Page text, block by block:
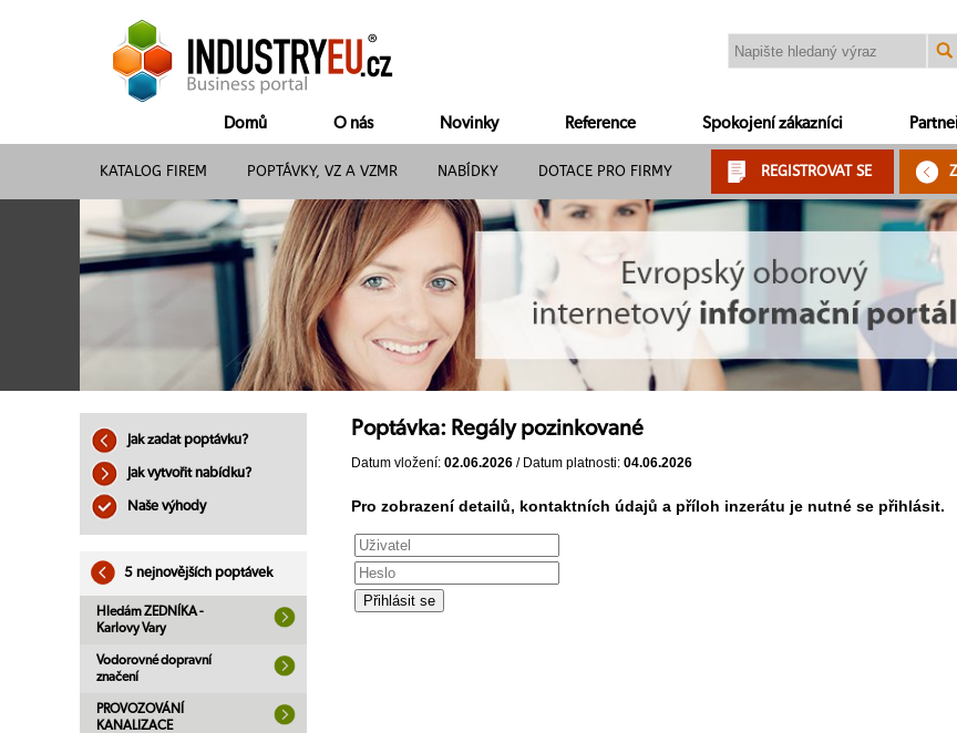
Domů O nás Novinky Reference Spokojení zákazníci
KATALOG FIREM POPTÁVKY, VZ A VZMR NABÍDKY DOTACE PRO FIRMY REGISTROVAT SE
Jak zadat poptávku?
Jak vytvořit nabídku?
Naše výhody
5 nejnovějších poptávek
Hledám ZEDNÍKA -
Karlovy Vary
Vodorovné dopravní
značení
PROVOZOVÁNÍ
KANALIZACE
Poptávka: Regály pozinkované
Datum vložení: 02.06.2026 / Datum platnosti: 04.06.2026
Pro zobrazení detailů, kontaktních údajů a příloh inzerátu je nutné se přihlásit.